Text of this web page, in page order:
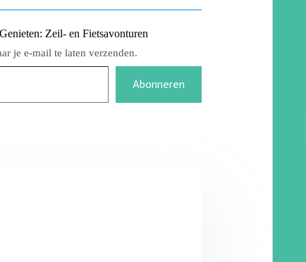
Zeil- en Fietsavonturen
je e-mail te laten verzenden.
Abonneren